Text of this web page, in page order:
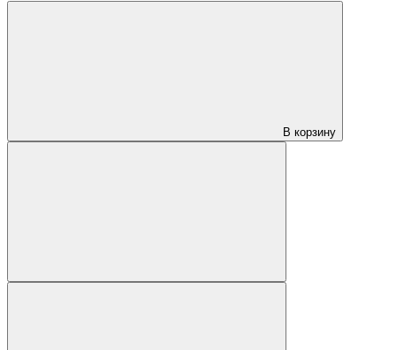
В корзину